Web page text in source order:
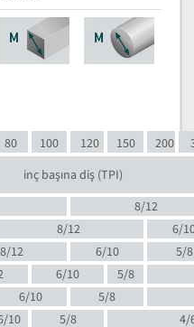
80 100 120 150 200
inç başına diş (TPI)
8/12
8/12
6/
8/12 6/10
5/8
6/10
5/8
6/10
5/8
10 5/8
4/